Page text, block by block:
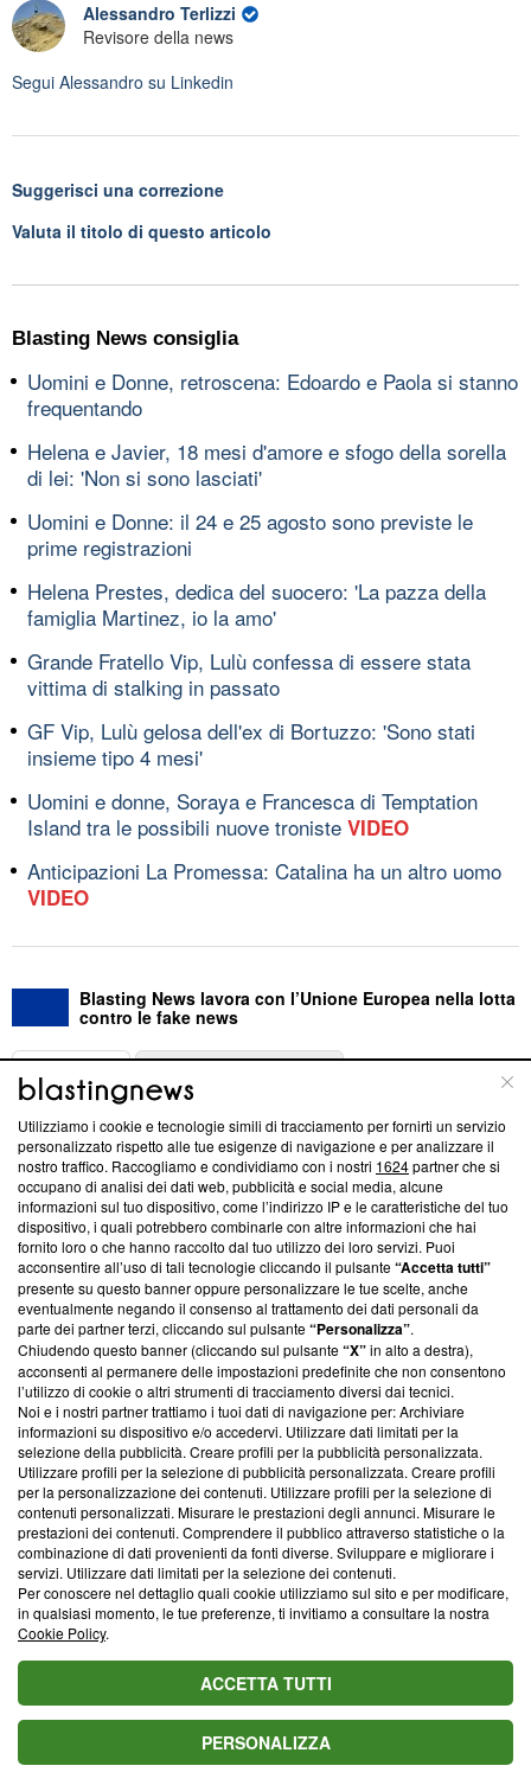
Alessandro Terlizzi
Revisore della news
Segui Alessandro su Linkedin
Suggerisci una correzione
Valuta il titolo di questo articolo
Blasting News consiglia
Uomini e Donne, retroscena: Edoardo e Paola si stanno
frequentando
Helena e Javier, 18 mesi d'amore e sfogo della sorella
di lei: 'Non si sono lasciati'
Uomini e Donne: il 24 e 25 agosto sono previste le
prime registrazioni
Helena Prestes, dedica del suocero: 'La pazza della
famiglia Martinez, io la amo'
Grande Fratello Vip, Lulù confessa di essere stata
vittima di stalking in passato
GF Vip, Lulù gelosa dell'ex di Bortuzzo: 'Sono stati
insieme tipo 4 mesi'
Uomini e donne, Soraya e Francesca di Temptation
Island tra le possibili nuove troniste VIDEO
Anticipazioni La Promessa: Catalina ha un altro uomo
VIDEO
Blasting News lavora con l’Unione Europea nella lotta
contro le fake news
ABOUT
Questa sezione offre informazioni trasparenti su Blasting
News, sui nostri processi editoriali e su come ci impegniamo a
creare news di qualità. Inoltre, afferma la nostra aderenza a
‘Trust Project - News with Integrity’Blasting News non è
ancora membro del programma, ma ha richiesto di farne
parte; Trust Project non ha ancora effettuato una verifica di
conformità agli standard.
Su di noi
Team editoriale
Corporate
Redazione
Informativa Privacy
Cookie Policy
Blasting SA, IDI CHE-247.845.224, Via Carlo Frasca, 3 - 6900
Lugano (Svizzera) Tel:+39 0690258937
© 2026 Blasting News
Utilizziamo i cookie e tecnologie simili di tracciamento per fornirti un servizio
personalizzato rispetto alle tue esigenze di navigazione e per analizzare il
nostro traffico. Raccogliamo e condividiamo con i nostri 1624partner che si
occupano di analisi dei dati web, pubblicità e social media, alcune
informazioni sul tuo dispositivo, come l’indirizzo IP e le caratteristiche del tuo
dispositivo, i quali potrebbero combinarle con altre informazioni che hai
fornito loro o che hanno raccolto dal tuo utilizzo dei loro servizi. Puoi
acconsentire all’uso di tali tecnologie cliccando il pulsante“Accetta tutti”
presente su questo banner oppure personalizzare le tue scelte, anche
eventualmente negando il consenso al trattamento dei dati personali da
parte dei partner terzi, cliccando sul pulsante“Personalizza”.
Chiudendo questo banner (cliccando sul pulsante“X”in alto a destra),
acconsenti al permanere delle impostazioni predefinite che non consentono
l’utilizzo di cookie o altri strumenti di tracciamento diversi dai tecnici.
Noi e i nostri partner trattiamo i tuoi dati di navigazione per: Archiviare
informazioni su dispositivo e/o accedervi. Utilizzare dati limitati per la
selezione della pubblicità. Creare profili per la pubblicità personalizzata.
Utilizzare profili per la selezione di pubblicità personalizzata. Creare profili
per la personalizzazione dei contenuti. Utilizzare profili per la selezione di
contenuti personalizzati. Misurare le prestazioni degli annunci. Misurare le
prestazioni dei contenuti. Comprendere il pubblico attraverso statistiche o la
combinazione di dati provenienti da fonti diverse. Sviluppare e migliorare i
servizi. Utilizzare dati limitati per la selezione dei contenuti.
Per conoscere nel dettaglio quali cookie utilizziamo sul sito e per modificare,
in qualsiasi momento, le tue preferenze, ti invitiamo a consultare la nostra
Cookie Policy.
ACCETTA TUTTI
PERSONALIZZA